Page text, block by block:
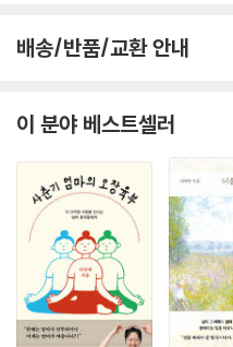
배송/반품/교환 안내
이 분야 베스트셀러